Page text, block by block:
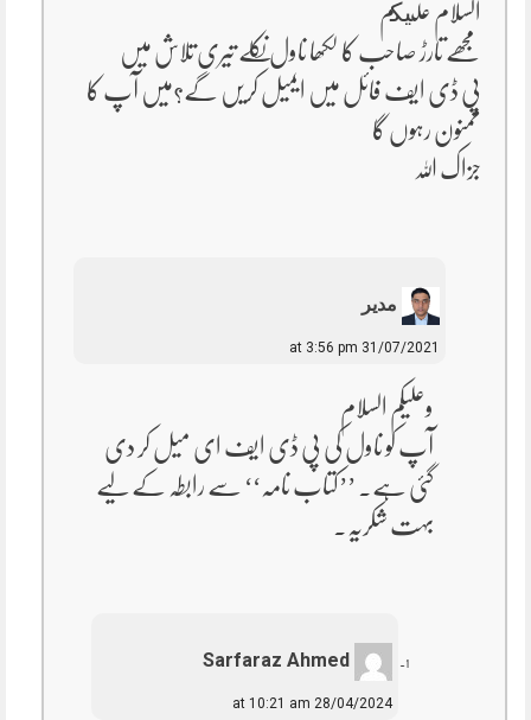
السلام عليكم
مجھے تارڑ صاحب کا لکھا ناول نکلے تیری تلاش میں
پی ڈی ایف فائل میں ایمیل کریں گے؟میں آپ کا
ممنون رہوں گا
جزاک اللہ
مدیر
31/07/2021 at 3:56 pm
وعلیکم السلام
آپ کو ناول کی پی ڈی ایف ای میل کر دی
گئی ہے۔ ’’کتاب نامہ‘‘ سے رابطہ کے لیے
بہت شکریہ۔
Sarfaraz Ahmed
28/04/2024 at 10:21 am